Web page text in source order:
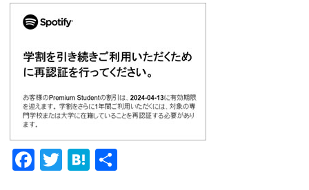
Fa
T
H